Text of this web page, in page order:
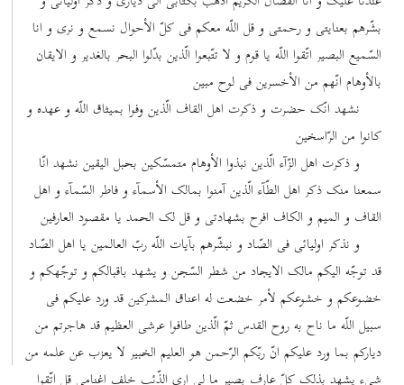
بشّرهم بعنایتی و رحمتی و قل اللّه معکم فی کلّ الأحوال نسمع و نری و انا
السّمیع البصیر اتّقوا اللّه یا قوم و لا تتّبعوا الّذین بدّلوا البحر بالغدیر و الایقان
بالأوهام انّهم من الأخسرین فی لوح مبین
نشهد انّک حضرت و ذکرت اهل القاف الّذین وفوا بمیثاق اللّه و عهده و
کانوا من الرّاسخین
و ذکرت اهل الزّآء الّذین نبذوا الأوهام متمسّکین بحبل الیقین نشهد انّا
سمعنا منک ذکر اهل الطّآء الّذین آمنوا بمالک الأسمآء و فاطر السّمآء و اهل
القاف و المیم و الکاف افرح بشهادتی و قل لک الحمد یا مقصود العارفین
و نذکر اولیائی فی الصّاد و نبشّرهم بآیات اللّه ربّ العالمین یا اهل الصّاد
قد توجّه الیکم مالک الایجاد من شطر السّجن و یشهد باقبالکم و توجّهکم و
خضوعکم و خشوعکم لأمر خضعت له اعناق المشرکین قد ورد علیکم فی
سبیل اللّه ما ناح به روح القدس ثمّ الّذین طافوا عرشی العظیم قد هاجرتم من
دیارکم بما ورد علیکم انّ ربّکم الرّحمن هو العلیم الخبیر لا یعزب عن علمه من